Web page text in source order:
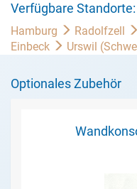
Verfügbare Standorte:
Hamburg Radolfzell
Einbeck
Urswil
Optionales Zubehör